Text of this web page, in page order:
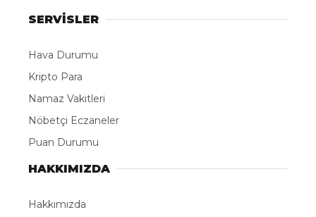
SERVİSLER
Hava Durumu
Kripto Para
Namaz Vakitleri
Nöbetçi Eczaneler
Puan Durumu
HAKKIMIZDA
Hakkımızda